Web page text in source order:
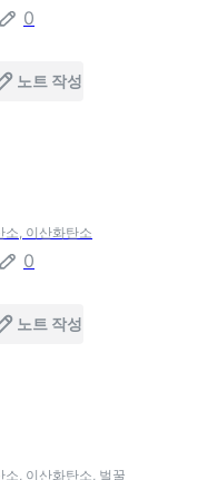
0
노트 작성
소, 이산화탄소
0
노트 작성
소, 이산화탄소, 벌꿀